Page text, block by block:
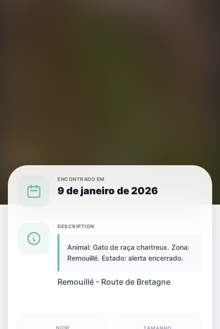
{SPECIES} ENCONTRADO(A) EM {CITY}
Gato encontrado(a)
em Remouillé, França
ENCONTRADO EM
9 de janeiro de 2026
DESCRIPTION
Animal: Gato de raça chartreux. Zona:
Remouillé. Estado: alerta encerrado.
Remouillé - Route de Bretagne
NOM TAMANHO